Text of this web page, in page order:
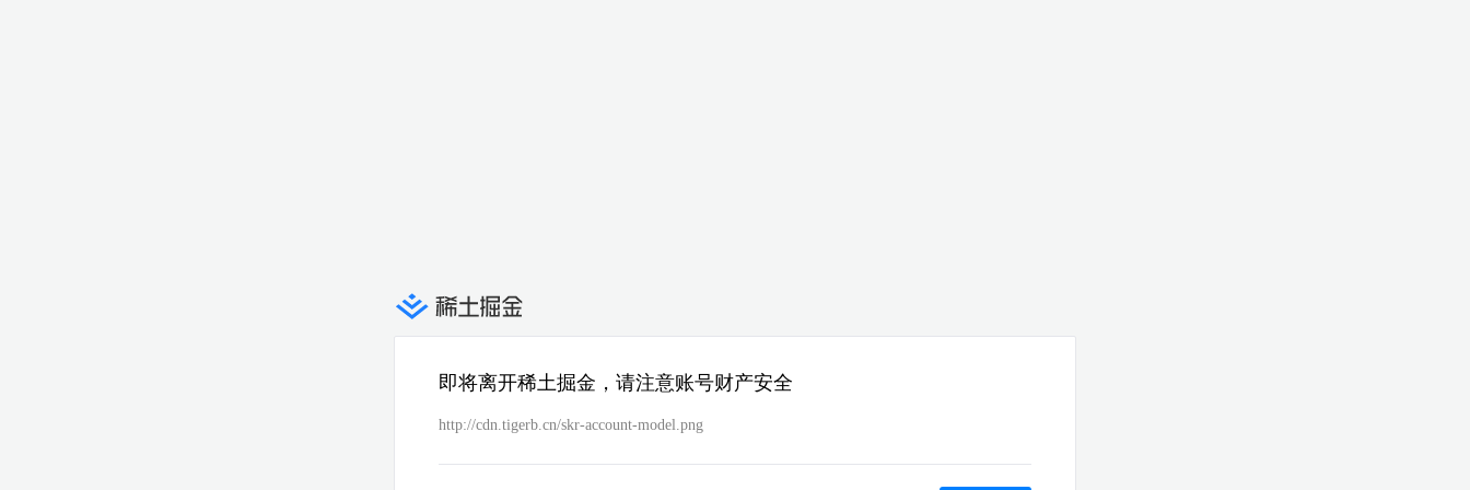
即将离开稀土掘金，请注意账号财产安全
http://cdn.tigerb.cn/skr-account-model.png